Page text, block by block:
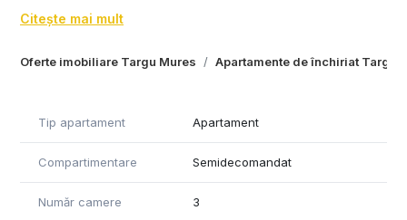
Oferte imobiliare Targu Mures Apartamente de închiriat Targu
space împreună cu bucătăria, oferind un spațiu luminos și
1 sau 2 dormitoare (în funcție de configurare)
Citește mai mult
Tip apartament Apartament
Compartimentare Semidecomandat
Număr camere 3